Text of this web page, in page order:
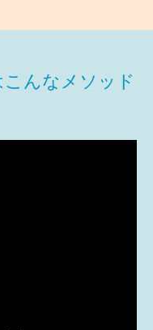
こんなメソッド